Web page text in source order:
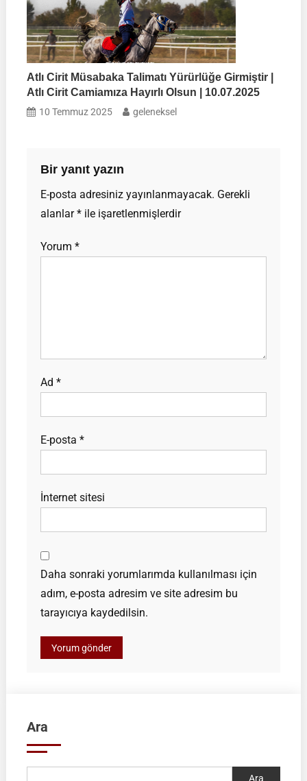
Atlı Cirit Müsabaka Talimatı Yürürlüğe Girmiştir |
Atlı Cirit Camiamıza Hayırlı Olsun | 10.07.2025
10 Temmuz 2025 geleneksel
Bir yanıt yazın
E-posta adresiniz yayınlanmayacak. Gerekli
alanlar*ile işaretlenmişlerdir
Yorum *
Ad *
E-posta *
İnternet sitesi
Daha sonraki yorumlarımda kullanılması için
adım, e-posta adresim ve site adresim bu
tarayıcıya kaydedilsin.
Ara
Ara